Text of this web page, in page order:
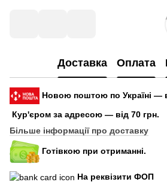
Доставка Оплата
Новою поштою по Україні —
Кур'єром за адресою — від 70 грн.
Більше інформації про доставку
Готівкою при отриманні.
На реквізити ФОП